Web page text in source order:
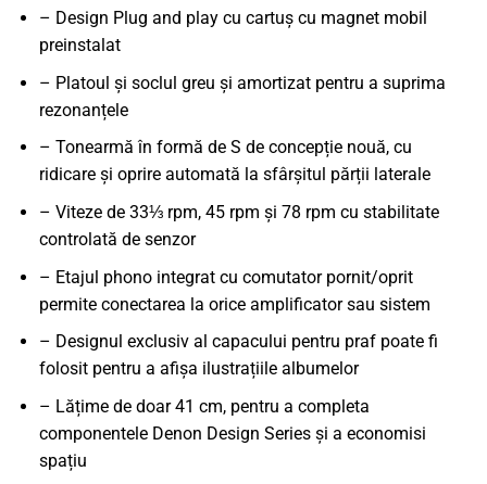
– Design Plug and play cu cartuș cu magnet mobil
preinstalat
– Platoul și soclul greu și amortizat pentru a suprima
rezonanțele
– Tonearmă în formă de S de concepție nouă, cu
ridicare și oprire automată la sfârșitul părții laterale
– Viteze de 33⅓ rpm, 45 rpm și 78 rpm cu stabilitate
controlată de senzor
– Etajul phono integrat cu comutator pornit/oprit
permite conectarea la orice amplificator sau sistem
– Designul exclusiv al capacului pentru praf poate fi
folosit pentru a afișa ilustrațiile albumelor
– Lățime de doar 41 cm, pentru a completa
componentele Denon Design Series și a economisi
spațiu